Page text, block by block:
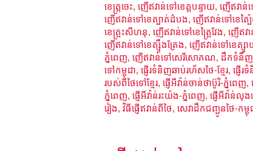
ខេត្ក្រចេះ,ញើឥវាន់ទៅខេត្តបន្ទាយ,ញើឥវាន់
ញើឥវាន់ទៅខេត្បាត់ដំបង,ញើឥវាន់ទៅខេត្
ខេត្ព្រះសីហនុ,ញើឥវាន់ទៅខេត្ព្រៃវែង,ញើឥវ
ញើឥវាន់ទៅខេត្ស្ទឹងត្រែង,ញើឥវាន់ទៅខេត្ស្វ
ភ្នំពេញ,ញើឥវាន់ទៅសេរីសោភណ, ដឹកទំនិញ
ទៅកម្ពុជា,ផ្ញើរទំនិញឆាប់រហ័សថៃ-ខ្មែរ,ផ្ញើរ
របស់ពីថៃទៅខ្មែរ,ផ្ញើអីវ៉ាន់ចាន់ថាប៊ូរិ-ភ្នំពេញ,
ភ្នំពេញ,ផ្ញើអីវ៉ាន់រះយ៉ង-ភ្នំពេញ,ផ្ញើអីវ៉ាន់លុ
រៀង,វិធីផ្ញើឥវាន់ពីថៃ,សេវាដឹកជញ្ជូនថៃ-កម្ពុ